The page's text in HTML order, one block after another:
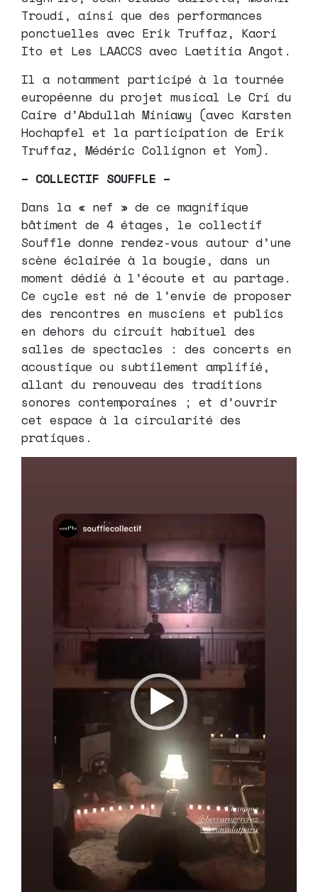
Troudi, ainsi que des performances
ponctuelles avec Erik Truffaz, Kaori
Ito et Les LAACCS avec Laetitia Angot.
Il a notamment participé à la tournée
européenne du projet musical Le Cri du
Caire d’Abdullah Miniawy (avec Karsten
Hochapfel et la participation de Erik
Truffaz, Médéric Collignon et Yom).
– COLLECTIF SOUFFLE –
Dans la « nef » de ce magnifique
bâtiment de 4 étages, le collectif
Souffle donne rendez-vous autour d’une
scène éclairée à la bougie, dans un
moment dédié à l’écoute et au partage.
Ce cycle est né de l’envie de proposer
des rencontres en musciens et publics
en dehors du circuit habituel des
salles de spectacles : des concerts en
acoustique ou subtilement amplifié,
allant du renouveau des traditions
sonores contemporaines ; et d’ouvrir
cet espace à la circularité des
pratiques.